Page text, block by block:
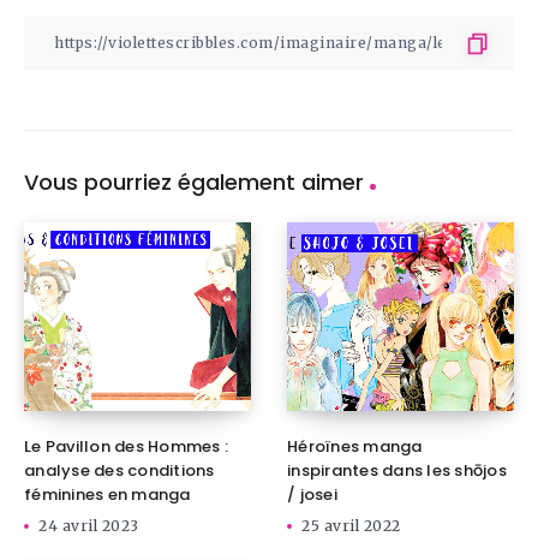
Vous pourriez également aimer
Le Pavillon des Hommes :
analyse des conditions
féminines en manga
24 avril 2023
Héroïnes manga
inspirantes dans les shōjos
/ josei
25 avril 2022